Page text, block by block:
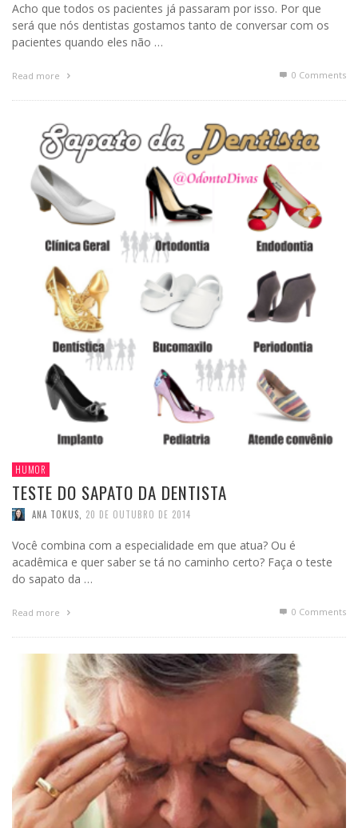
Acho que todos os pacientes já passaram por isso. Por que
será que nós dentistas gostamos tanto de conversar com os
pacientes quando eles não …
Read more 0 Comments
HUMOR
TESTE DO SAPATO DA DENTISTA
ANA TOKUS 20 DE OUTUBRO DE 2014
Você combina com a especialidade em que atua? Ou é
acadêmica e quer saber se tá no caminho certo? Faça o teste
do sapato da …
Read more 0 Comments